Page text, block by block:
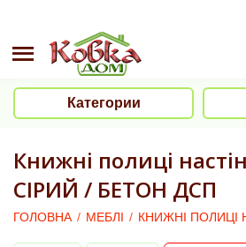
Категории
Книжні полиці
СІРИЙ / БЕТОН ДСП
ГОЛОВНА / МЕБЛІ / КНИЖНІ ПОЛИЦІ